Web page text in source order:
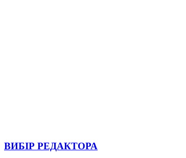
ВИБІР РЕДАКТОРА